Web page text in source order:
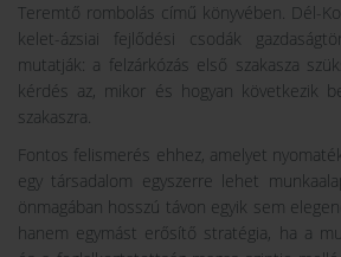
Teremtő rombolás című könyvében. Dél-
kelet-ázsiai fejlődési csodák
mutatják: a felzárkózás első szakasza
kérdés az, mikor és hogyan következik
szakaszra.
Fontos felismerés ehhez, amelyet
egy társadalom egyszerre lehet
önmagában hosszú távon egyik sem
hanem egymást erősítő stratégia, ha a